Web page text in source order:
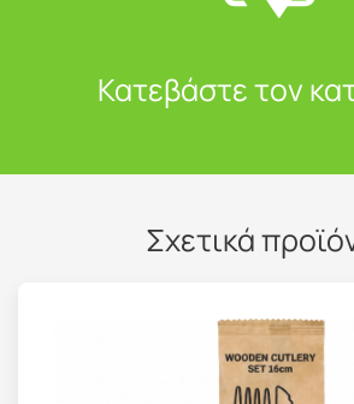
Κατεβάστε τον
Σχετικά